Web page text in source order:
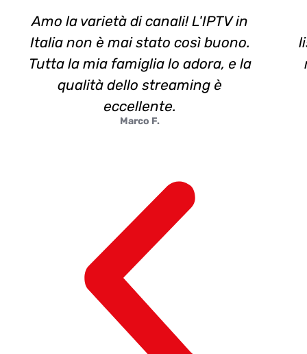
Amo la varietà di canali! L'IPTV in
Italia non è mai stato così buono.
Tutta la mia famiglia lo adora, e la
qualità dello streaming è
eccellente.
Marco F.